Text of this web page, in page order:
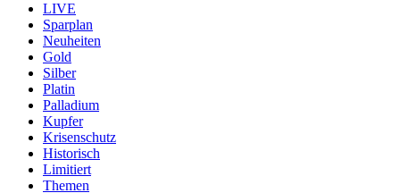
LIVE
Sparplan
Neuheiten
Gold
Silber
Platin
Palladium
Kupfer
Krisenschutz
Historisch
Limitiert
Themen